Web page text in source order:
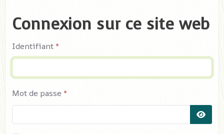
Connexion sur ce site web
Identifiant *
Mot de passe *